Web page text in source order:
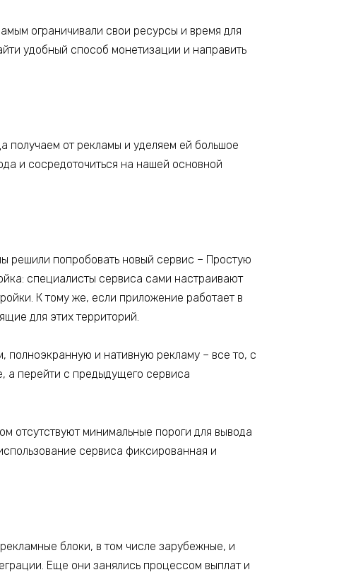
ограничивали свои ресурсы и время для
удобный способ монетизации и направить
получаем от рекламы и уделяем ей большое
и сосредоточиться на нашей основной
решили попробовать новый сервис – Простую
специалисты сервиса сами настраивают
К тому же, если приложение работает в
для этих территорий.
и нативную рекламу – все то, с
а перейти с предыдущего сервиса
отсутствуют минимальные пороги для вывода
сервиса фиксированная и
блоки, в том числе зарубежные, и
Еще они занялись процессом выплат и